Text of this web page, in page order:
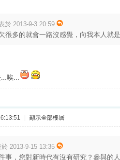
於 2013-9-3 20:59
很多的就會一路沒感覺，向我本人就是
唉...
顯示全部樓層
2013-9-15 13:35
事，您對新時代有沒有研究？參與的